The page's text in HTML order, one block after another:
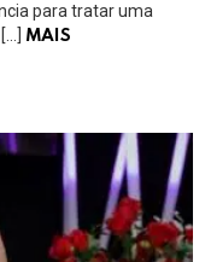
para tratar uma
MAIS